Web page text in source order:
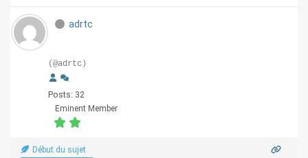
adrtc
(@adrtc)
Posts: 32
Eminent Member
Début du sujet